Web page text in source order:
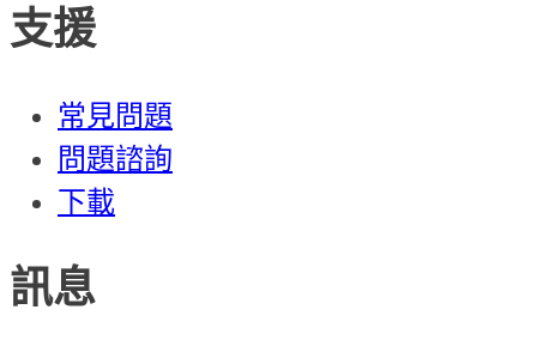
支援
常見問題
問題諮詢
下載
訊息